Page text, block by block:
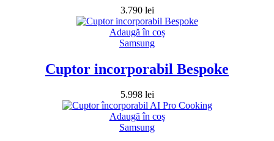
3.790 lei
Adaugă în coș
Samsung
Cuptor incorporabil Bespoke
5.998 lei
Adaugă în coș
Samsung